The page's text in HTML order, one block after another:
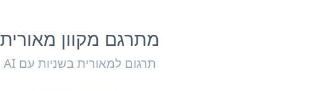
מתרגם מקוון מאורית
תרגום למאורית בשניות עם AI